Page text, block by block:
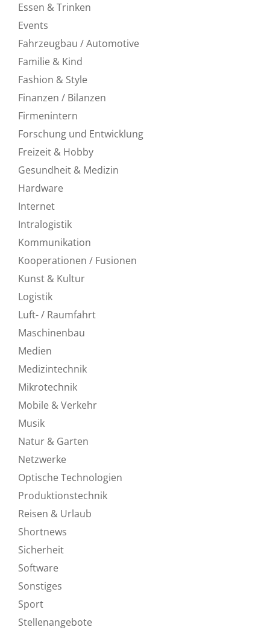
Essen & Trinken
Events
Fahrzeugbau / Automotive
Familie & Kind
Fashion & Style
Finanzen / Bilanzen
Firmenintern
Forschung und Entwicklung
Freizeit & Hobby
Gesundheit & Medizin
Hardware
Internet
Intralogistik
Kommunikation
Kooperationen / Fusionen
Kunst & Kultur
Logistik
Luft- / Raumfahrt
Maschinenbau
Medien
Medizintechnik
Mikrotechnik
Mobile & Verkehr
Musik
Natur & Garten
Netzwerke
Optische Technologien
Produktionstechnik
Reisen & Urlaub
Shortnews
Sicherheit
Software
Sonstiges
Sport
Stellenangebote